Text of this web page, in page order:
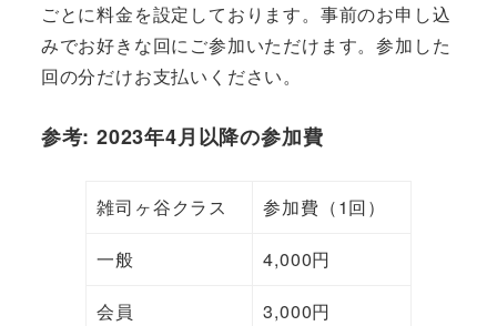
ごとに料金を設定しております。事前のお申し込
みでお好きな回にご参加いただけます。参加した
回の分だけお支払いください。
参考: 2023年4月以降の参加費
雑司ヶ谷クラス 参加費（1回）
一般 4,000円
会員 3,000円